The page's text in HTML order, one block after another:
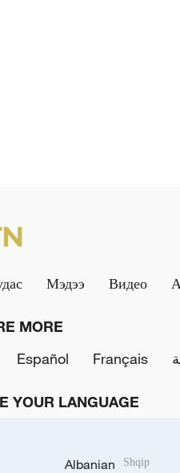
Мэдээ Видео
MORE
Español Français
YOUR LANGUAGE
Albanian Shqip